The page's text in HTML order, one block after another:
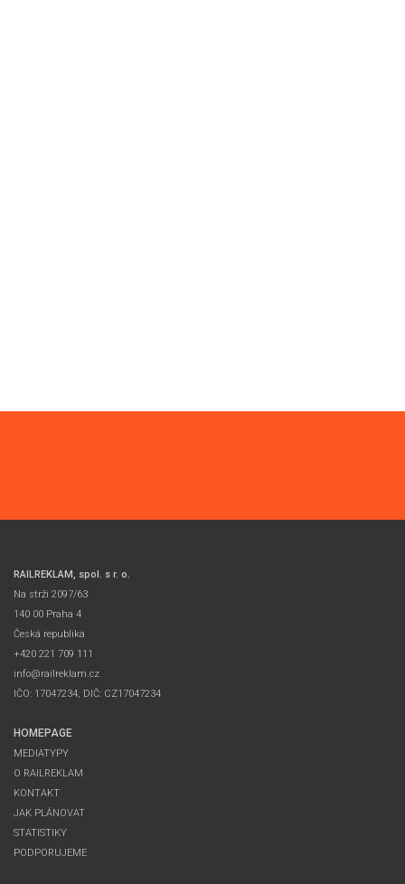
RAILREKLAM, spol. s r. o.
Na strži 2097/63
140 00 Praha 4
Česká republika
+420 221 709 111
info@railreklam.cz
IČO: 17047234, DIČ: CZ17047234
HOMEPAGE
MEDIATYPY
O RAILREKLAM
KONTAKT
JAK PLÁNOVAT
STATISTIKY
PODPORUJEME